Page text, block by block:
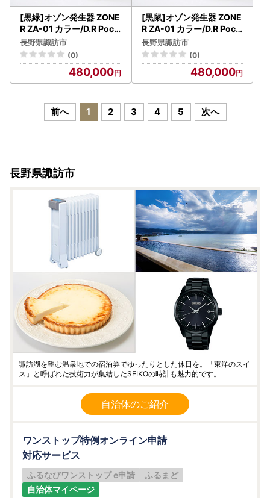
[黒緑]オゾン発生器 ZONE
R ZA-01 カラー/D.R Pock
et[86-03BG]
長野県諏訪市
(0)
480,000
[黒鼠]オゾン発生器 ZONE
R ZA-01 カラー/D.R Pock
et[86-03BM]
長野県諏訪市
(0)
480,000
前へ 1 2 3 4 5 次へ
長野県諏訪市
諏訪湖を望む温泉地での宿泊券でゆったりとした休日を。「東洋のスイ
ス」と呼ばれた技術力が集結したSEIKOの時計も魅力的です。
自治体のご紹介
ワンストップ特例オンライン申請
対応サービス
ふるなびワンストップ e申請
ふるまど
自治体マイページ